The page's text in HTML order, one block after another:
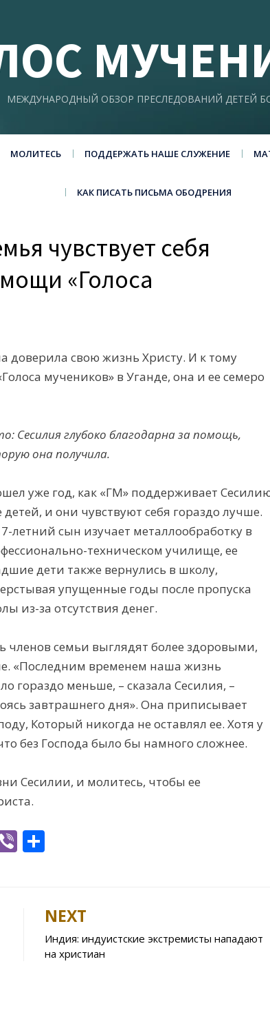
МЕЖДУНАРОДНЫЙ ОБЗОР ПРЕСЛЕДОВАНИЙ ДЕТЕЙ
МОЛИТЕСЬ ПОДДЕРЖАТЬ НАШЕ СЛУЖЕНИЕ
КАК ПИСАТЬ ПИСЬМА ОБОДРЕНИЯ
чувствует себя
«Голоса
доверила свою жизнь Христу. И к тому
мучеников» в Уганде, она и ее семеро
Сесилия глубоко благодарна за помощь,
она получила.
уже год, как «ГМ» поддерживает
детей, и они чувствуют себя гораздо лучше.
летний сын изучает металлообработку в
техническом училище, ее
дети также вернулись в школу,
упущенные годы после пропуска
из-за отсутствия денег.
членов семьи выглядят более здоровыми,
«Последним временем наша жизнь
гораздо меньше, – сказала Сесилия, –
завтрашнего дня». Она приписывает
Который никогда не оставлял ее. Хотя у
без Господа было бы намного сложнее.
Сесилии, и молитесь, чтобы ее
Vi
e
NEXT
Индия: индуистские экстремисты нападают
на христиан